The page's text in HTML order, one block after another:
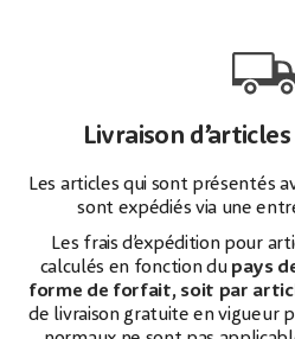
Livraison
Les articles qui sont présentés
sont expédiés via une
Les frais d’expédition pour
calculés en fonction du pays
forme de forfait, soit par
de livraison gratuite en vigueur